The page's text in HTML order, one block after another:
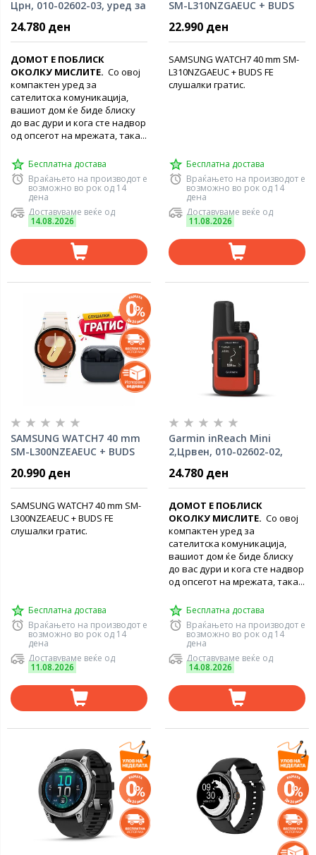
Црн, 010-02602-03, уред за
24.780 ден
ДОМОТ Е ПОБЛИСК
ОКОЛКУ МИСЛИТЕ. Со овој
компактен уред за
сателитска комуникација,
вашиот дом ќе биде блиску
до вас дури и кога сте надвор
од опсегот на мрежата, така...
Бесплатна достава
Враќањето на производот е
возможно во рок од 14
дена
Доставуваме веќе од
14.08.2026
SM-L310NZGAEUC + BUDS
22.990 ден
SAMSUNG WATCH7 40 mm SM-
L310NZGAEUC + BUDS FE
слушалки гратис.
Бесплатна достава
Враќањето на производот е
возможно во рок од 14
дена
Доставуваме веќе од
11.08.2026
SAMSUNG WATCH7 40 mm
SM-L300NZEAEUC + BUDS
20.990 ден
SAMSUNG WATCH7 40 mm SM-
L300NZEAEUC + BUDS FE
слушалки гратис.
Бесплатна достава
Враќањето на производот е
возможно во рок од 14
дена
Доставуваме веќе од
11.08.2026
Garmin inReach Mini
2,Црвен, 010-02602-02,
комуникација
24.780 ден
ДОМОТ Е ПОБЛИСК
ОКОЛКУ МИСЛИТЕ. Со овој
компактен уред за
сателитска комуникација,
вашиот дом ќе биде блиску
до вас дури и кога сте надвор
од опсегот на мрежата, така...
Бесплатна достава
Враќањето на производот е
возможно во рок од 14
дена
Доставуваме веќе од
14.08.2026